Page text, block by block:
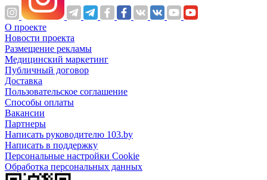
О проекте
Новости проекта
Размещение рекламы
Медицинский маркетинг
Публичный договор
Доставка
Пользовательское соглашение
Способы оплаты
Вакансии
Партнеры
Написать руководителю 103.by
Написать в поддержку
Персональные настройки Cookie
Обработка персональных данных